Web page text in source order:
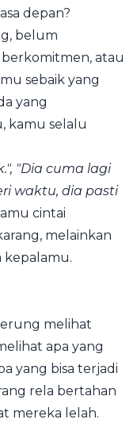
depan?
belum
atau
sebaik yang
yang
kamu selalu
"Dia cuma lagi
waktu, dia pasti
cintai
melainkan
kepalamu.
melihat
apa yang
yang bisa terjadi
rela bertahan
mereka lelah.